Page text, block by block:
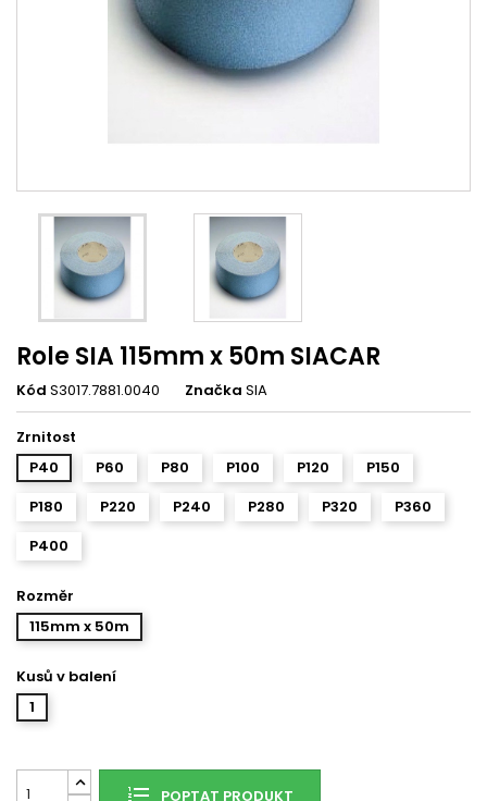
Role SIA 115mm x 50m SIACAR
Kód S3017.7881.0040 Značka SIA
Zrnitost
P40
P60 P80 P100 P120
P150
P180
P220 P240 P280 P320
P360
P400
Rozměr
115mm x 50m
Kusů v balení
1
POPTAT PRODUKT